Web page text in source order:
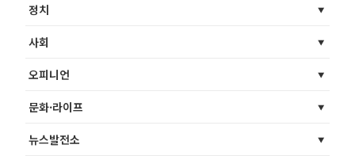
정치
사회
오피니언
문화·라이프
뉴스발전소